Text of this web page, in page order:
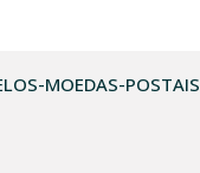
MOEDAS-POSTAIS